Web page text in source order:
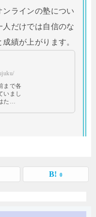
ラインの塾につい
だけでは自信のな
績が上がります。
まで各
いまし
た…
0